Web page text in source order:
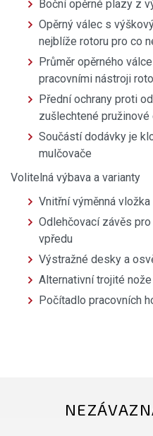
Boční opěrné plazy z
Opěrný válec s
nejblíže rotoru pro co
Průměr opěrného
pracovními nástroji
Přední ochrany proti
zušlechtené pružinové
Součástí dodávky je
mulčovače
Volitelná výbava a varianty
Vnitřní výměnná
Odlehčovací závěs
vpředu
Výstražné desky a
Alternativní trojité nože
Počítadlo pracovních